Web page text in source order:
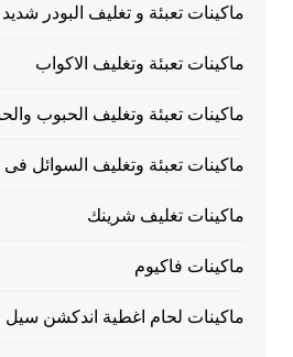
ماكينات تعبئة و تغليف البودر شديد
ماكينات تعبئة وتغليف الاكواب
ماكينات تعبئة وتغليف الحبوب
ماكينات تعبئة وتغليف السوائل فى
ماكينات تغليف شرينك
ماكينات فاكيوم
ماكينات لحام اغطية اندكشن